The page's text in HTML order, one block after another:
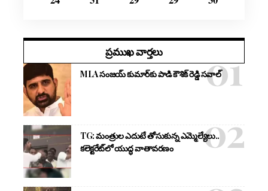
ప్రముఖ వార్తలు
MLA సంజయ్ కుమార్‌కు పాడి కౌశిక్ రెడ్డి సవాల్
TG: మంత్రుల ఎదుటే తోసుకున్న ఎమ్మెల్యేలు..
కలెక్టరేట్‌లో యుద్ధ వాతావరణం